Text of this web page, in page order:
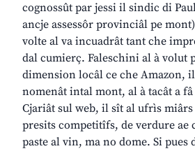
cognossût par jessi il sindic di
ancje assessôr provinciâl pe
volte al va incuadrât tant che
dal cumierç. Faleschini al à volut
dimension locâl ce che Amazon,
nomenât intal mont, al à tacât a
Cjariât sul web, il sît al ufrìs
presits competitîfs, de verdure ae
paste al vin, ma no dome. Si pues